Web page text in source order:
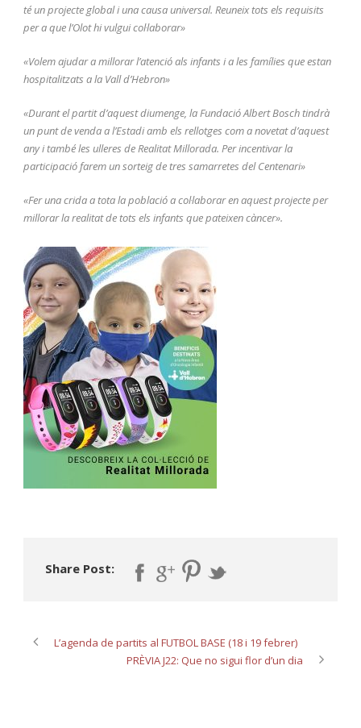
té un projecte global i una causa universal. Reuneix tots els requisits
per a que l’Olot hi vulgui col·laborar»
«Volem ajudar a millorar l’atenció als infants i a les famílies que estan
hospitalitzats a la Vall d’Hebron»
«Durant el partit d’aquest diumenge, la Fundació Albert Bosch tindrà
un punt de venda a l’Estadi amb els rellotges com a novetat d’aquest
any i també les ulleres de Realitat Millorada. Per incentivar la
participació farem un sorteig de tres samarretes del Centenari»
«Fer una crida a tota la població a col·laborar en aquest projecte per
millorar la realitat de tots els infants que pateixen càncer».
Share Post:
L’agenda de partits al FUTBOL BASE (18 i 19 febrer)
PRÈVIA J22: Que no sigui flor d’un dia